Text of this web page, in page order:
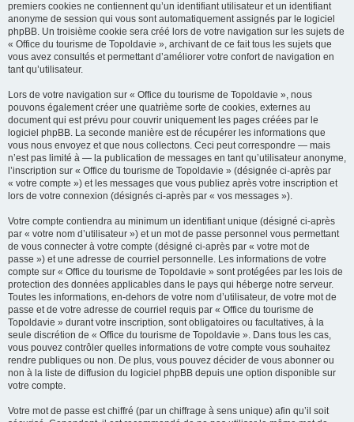
premiers cookies ne contiennent qu’un identifiant utilisateur et un identifiant
anonyme de session qui vous sont automatiquement assignés par le logiciel
phpBB. Un troisième cookie sera créé lors de votre navigation sur les sujets de
« Office du tourisme de Topoldavie », archivant de ce fait tous les sujets que
vous avez consultés et permettant d’améliorer votre confort de navigation en
tant qu’utilisateur.
Lors de votre navigation sur « Office du tourisme de Topoldavie », nous
pouvons également créer une quatrième sorte de cookies, externes au
document qui est prévu pour couvrir uniquement les pages créées par le
logiciel phpBB. La seconde manière est de récupérer les informations que
vous nous envoyez et que nous collectons. Ceci peut correspondre — mais
n’est pas limité à — la publication de messages en tant qu’utilisateur anonyme,
l’inscription sur « Office du tourisme de Topoldavie » (désignée ci-après par
« votre compte ») et les messages que vous publiez après votre inscription et
lors de votre connexion (désignés ci-après par « vos messages »).
Votre compte contiendra au minimum un identifiant unique (désigné ci-après
par « votre nom d’utilisateur ») et un mot de passe personnel vous permettant
de vous connecter à votre compte (désigné ci-après par « votre mot de
passe ») et une adresse de courriel personnelle. Les informations de votre
compte sur « Office du tourisme de Topoldavie » sont protégées par les lois de
protection des données applicables dans le pays qui héberge notre serveur.
Toutes les informations, en-dehors de votre nom d’utilisateur, de votre mot de
passe et de votre adresse de courriel requis par « Office du tourisme de
Topoldavie » durant votre inscription, sont obligatoires ou facultatives, à la
seule discrétion de « Office du tourisme de Topoldavie ». Dans tous les cas,
vous pouvez contrôler quelles informations de votre compte vous souhaitez
rendre publiques ou non. De plus, vous pouvez décider de vous abonner ou
non à la liste de diffusion du logiciel phpBB depuis une option disponible sur
votre compte.
Votre mot de passe est chiffré (par un chiffrage à sens unique) afin qu’il soit